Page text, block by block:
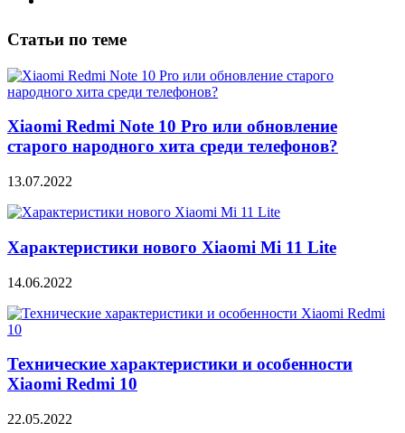
Статьи по теме
Xiaomi Redmi Note 10 Pro или обновление
старого народного хита среди телефонов?
13.07.2022
Характеристики нового Xiaomi Mi 11 Lite
14.06.2022
Технические характеристики и особенности
Xiaomi Redmi 10
22.05.2022